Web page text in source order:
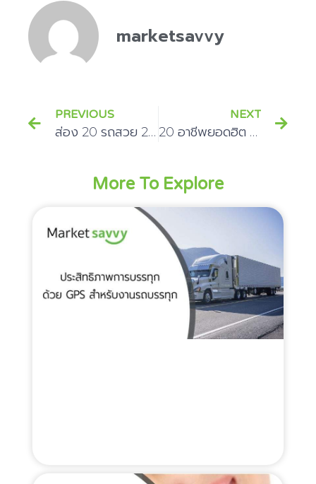
marketsavvy
PREVIOUS
ส่อง 20 รถสวย 2020 ที่มาพร้อมจุดเด่นและจุดด้อย
NEXT
20 อาชีพยอดฮิต คนอยาก หารายได้เสริม ไม่ควรพลาด
More To Explore